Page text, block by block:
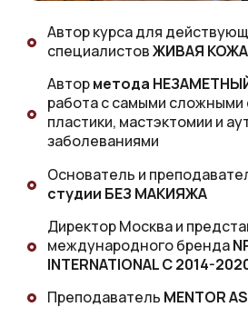
Преподаватель MENTOR
Директор Москва и
международного бренда
INTERNATIONAL С 2014-
Основатель и
студии БЕЗ МАКИЯЖА
Авторметода
работа с самыми сложными
пластики, мастэктомии и
заболеваниями
Автор курса для
специалистовЖИВАЯ КОЖА